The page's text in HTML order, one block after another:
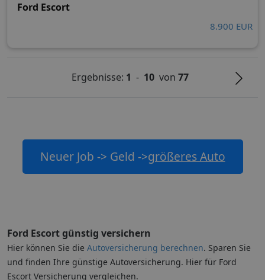
Ford Escort
8.900 EUR
Ergebnisse: 1 - 10von 77
Neuer Job -> Geld ->größeres Auto
Ford Escort günstig versichern
Hier können Sie die Autoversicherung berechnen. Sparen Sie
und finden Ihre günstige Autoversicherung. Hier für Ford
Escort Versicherung vergleichen.